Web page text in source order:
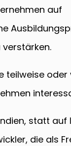
auf
teilweise
statt auf
die als